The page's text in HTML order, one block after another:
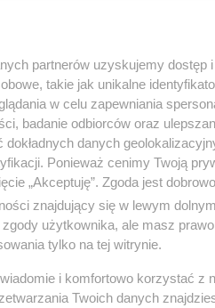
utrzymywać wysoką jakość treści.
które miało miejsce w Twojej okolicy,
lub wideo poprzez formularz, a my
Turniej Karate Sportowego Klubu
partnerów uzyskujemy dostęp
takie jak unikalne
w celu zapewniania
badanie odbiorców oraz
danych
Ponieważ cenimy Twoją
„Akceptuję”. Zgoda jest
znajdujący się w lewym
użytkownika, ale masz
tylko na tej witrynie.
i komfortowo korzystać z
Twoich danych